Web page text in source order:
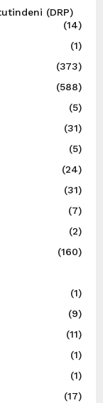
(DRP)
(14)
(1)
(373)
(588)
(5)
(31)
(5)
(24)
(31)
(7)
(2)
(160)
(1)
(9)
(11)
(1)
(1)
(17)